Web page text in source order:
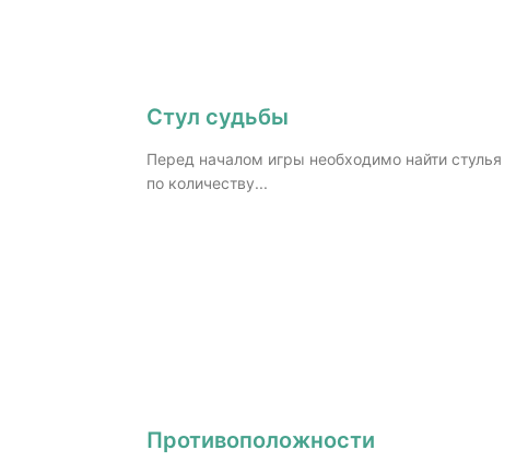
Стул судьбы
Перед началом игры необходимо найти стулья
по количеству...
Противоположности